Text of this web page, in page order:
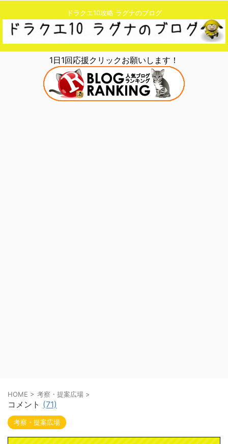
ドラクエ10攻略 ラグナのブログ
1日1回応援クリックお願いします！
HOME > 考察・提案広場 >
コメント (71)
考察・提案広場